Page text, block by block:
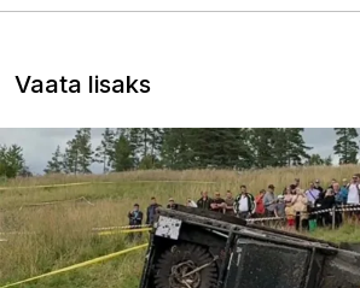
Vaata lisaks